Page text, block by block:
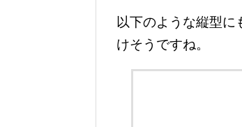
以下のような縦型に
けそうですね。